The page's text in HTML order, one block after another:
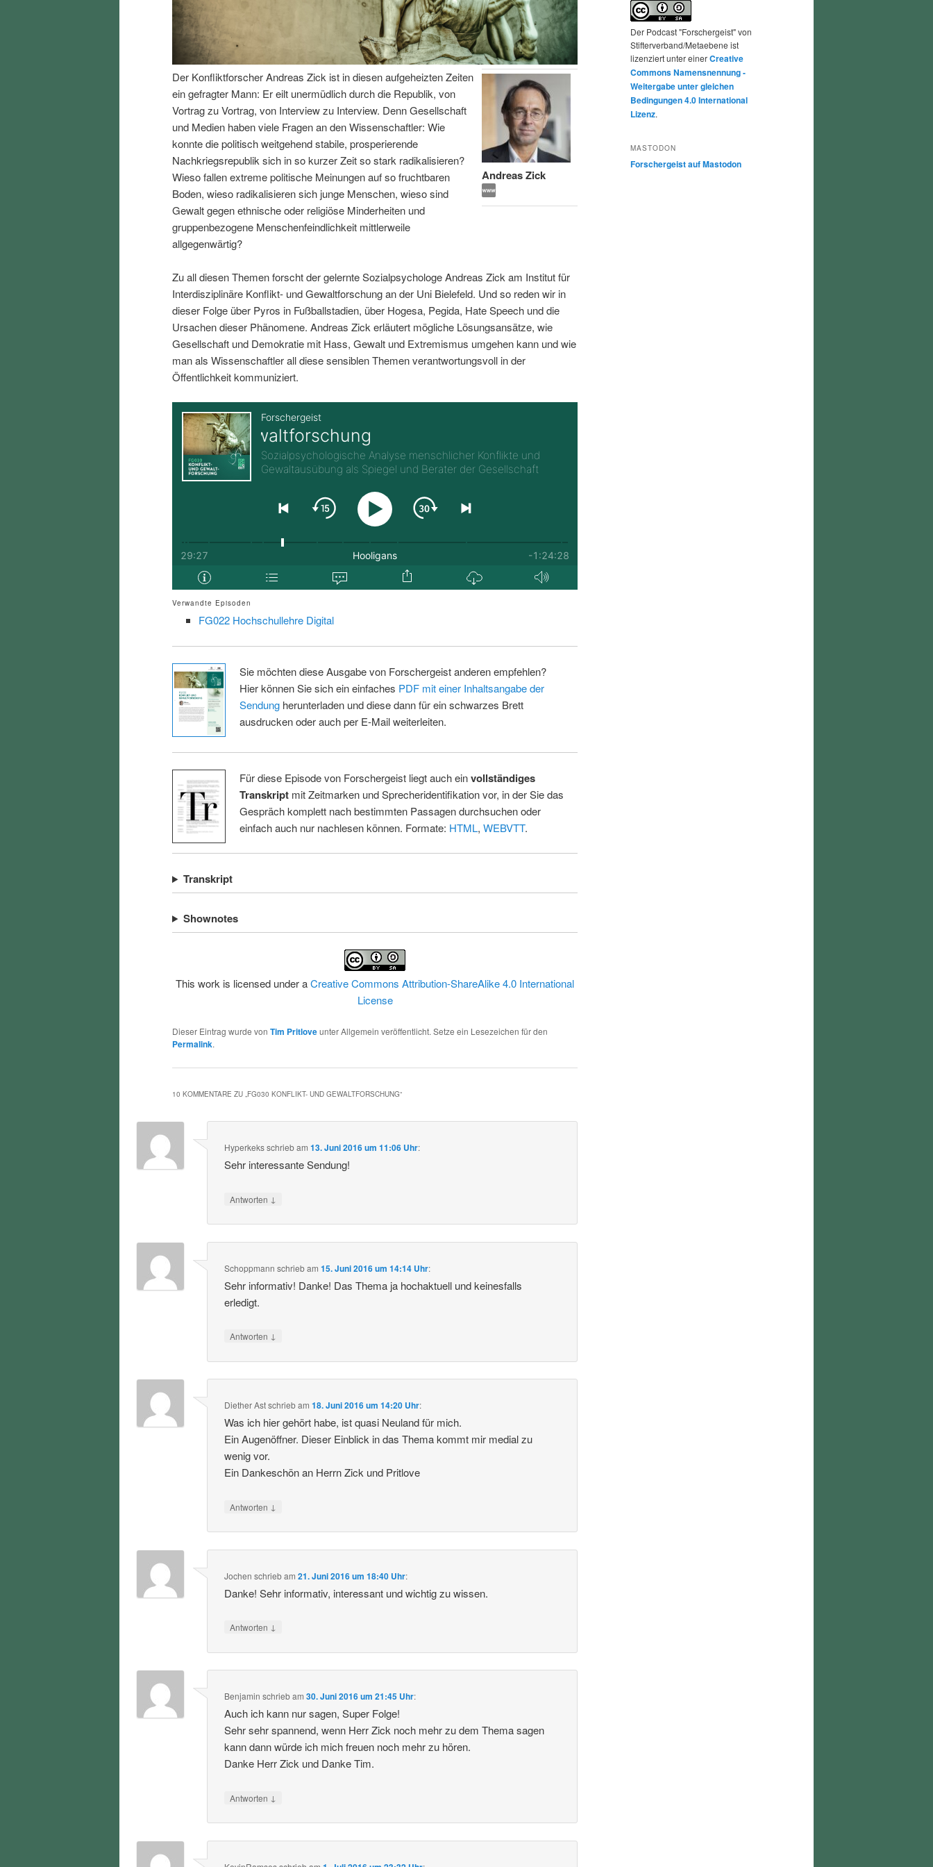
I
n
a
t
s
r
i
n
e
n
e
n
n
a
l
s
p
r
n
g
Andreas Zick
Der Konfliktforscher Andreas Zick ist in diesen aufgeheizten Zeiten
ein gefragter Mann: Er eilt unermüdlich durch die Republik, von
Vortrag zu Vortrag, von Interview zu Interview. Denn Gesellschaft
und Medien haben viele Fragen an den Wissenschaftler: Wie
konnte die politisch weitgehend stabile, prosperierende
Nachkriegsrepublik sich in so kurzer Zeit so stark radikalisieren?
Wieso fallen extreme politische Meinungen auf so fruchtbaren
Boden, wieso radikalisieren sich junge Menschen, wieso sind
Gewalt gegen ethnische oder religiöse Minderheiten und
gruppenbezogene Menschenfeindlichkeit mittlerweile
allgegenwärtig?
Zu all diesen Themen forscht der gelernte Sozialpsychologe Andreas Zick am Institut für
Interdisziplinäre Konflikt- und Gewaltforschung an der Uni Bielefeld. Und so reden wir in
dieser Folge über Pyros in Fußballstadien, über Hogesa, Pegida, Hate Speech und die
Ursachen dieser Phänomene. Andreas Zick erläutert mögliche Lösungsansätze, wie
Gesellschaft und Demokratie mit Hass, Gewalt und Extremismus umgehen kann und wie
man als Wissenschaftler all diese sensiblen Themen verantwortungsvoll in der
Öffentlichkeit kommuniziert.
Verwandte Episoden
FG022 Hochschullehre Digital
Sie möchten diese Ausgabe von Forschergeist anderen empfehlen?
Hier können Sie sich ein einfaches PDF mit einer Inhaltsangabe der
Sendungherunterladen und diese dann für ein schwarzes Brett
ausdrucken oder auch per E-Mail weiterleiten.
Für diese Episode von Forschergeist liegt auch einvollständiges
Transkriptmit Zeitmarken und Sprecheridentifikation vor, in der Sie das
Gespräch komplett nach bestimmten Passagen durchsuchen oder
einfach auch nur nachlesen können. Formate: HTML, WEBVTT.
Transkript
Shownotes
This work is licensed under aCreative Commons Attribution-ShareAlike 4.0 International
License
Dieser Eintrag wurde von Tim Pritloveunter Allgemein veröffentlicht. Setze ein Lesezeichen für den
Permalink.
10 KOMMENTARE ZU „FG030 KONFLIKT- UND GEWALTFORSCHUNG“
Hyperkeksschriebam13. Juni 2016 um 11:06 Uhr:
Sehr interessante Sendung!
Antworten ↓
Schoppmann schriebam15. Juni 2016 um 14:14 Uhr:
Sehr informativ! Danke! Das Thema ja hochaktuell und keinesfalls
erledigt.
Antworten ↓
Diether Astschriebam18. Juni 2016 um 14:20 Uhr:
Was ich hier gehört habe, ist quasi Neuland für mich.
Ein Augenöffner. Dieser Einblick in das Thema kommt mir medial zu
wenig vor.
Ein Dankeschön an Herrn Zick und Pritlove
Antworten ↓
Jochen schriebam21. Juni 2016 um 18:40 Uhr:
Danke! Sehr informativ, interessant und wichtig zu wissen.
Antworten ↓
Benjamin schriebam30. Juni 2016 um 21:45 Uhr:
Auch ich kann nur sagen, Super Folge!
Sehr sehr spannend, wenn Herr Zick noch mehr zu dem Thema sagen
kann dann würde ich mich freuen noch mehr zu hören.
Danke Herr Zick und Danke Tim.
Antworten ↓
Der Podcast "Forschergeist" von
Stifterverband/Metaebene ist
lizenziert unter einerCreative
Commons Namensnennung -
Weitergabe unter gleichen
Bedingungen 4.0 International
Lizenz.
MASTODON
Forschergeist auf Mastodon